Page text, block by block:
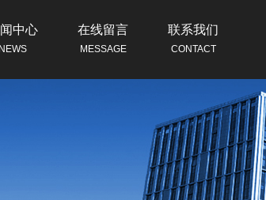
中心
NEWS
在线留言
MESSAGE
联系我们
CONTACT